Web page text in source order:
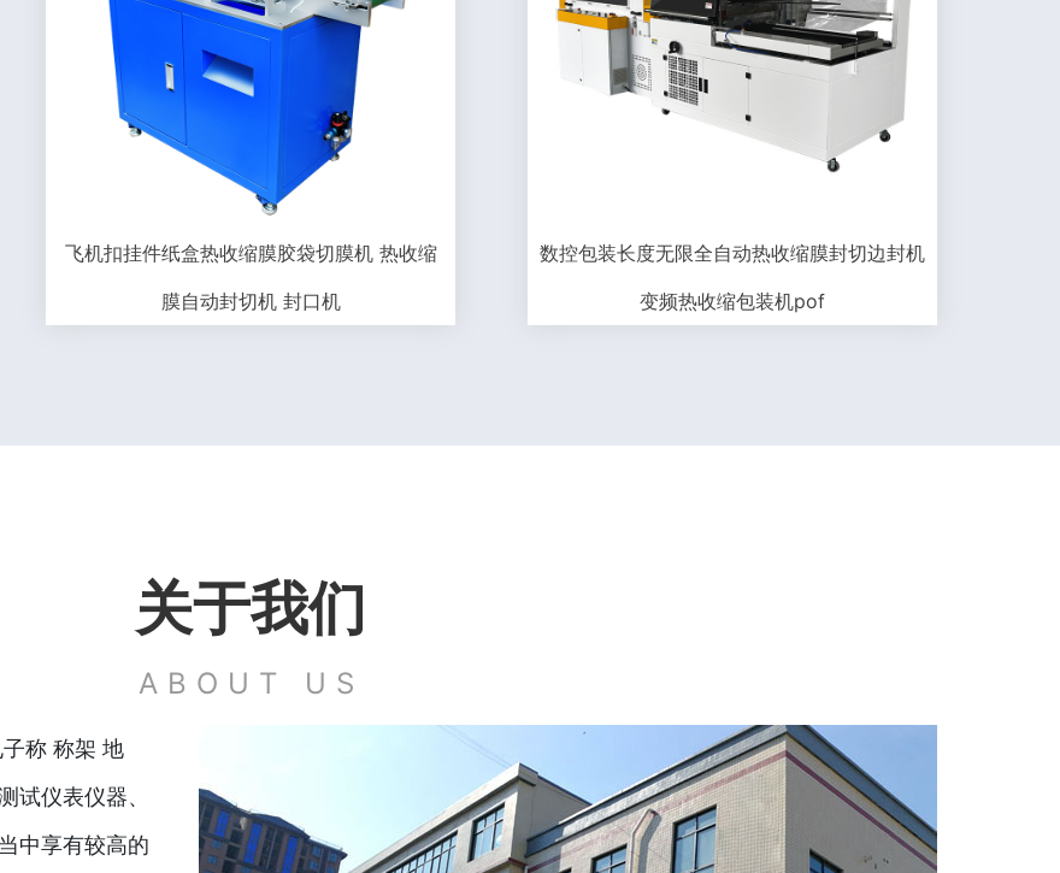
飞机扣挂件纸盒热收缩膜胶袋切膜机 热收缩
膜自动封切机 封口机
数控包装长度无限全自动热收缩膜封切边封机
变频热收缩包装机pof
关于我们
ABOUT US
称 称架 地
试仪表仪器、
中享有较高的